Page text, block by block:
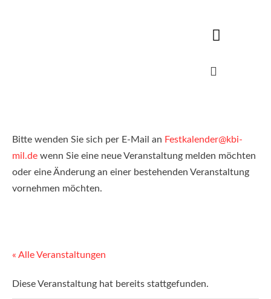
Bitte wenden Sie sich per E-Mail an Festkalender@kbi-
mil.de wenn Sie eine neue Veranstaltung melden möchten
oder eine Änderung an einer bestehenden Veranstaltung
vornehmen möchten.
« Alle Veranstaltungen
Diese Veranstaltung hat bereits stattgefunden.